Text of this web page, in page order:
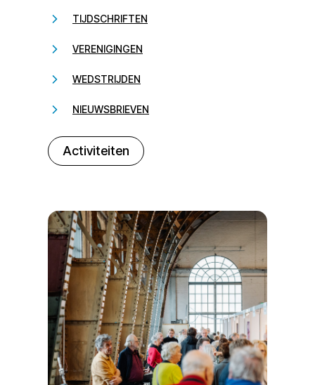
TIJDSCHRIFTEN
VERENIGINGEN
WEDSTRIJDEN
NIEUWSBRIEVEN
Activiteiten
232323